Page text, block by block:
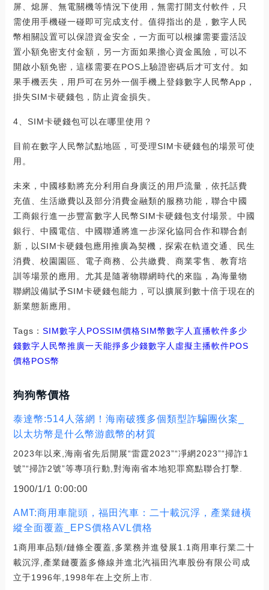
屏、熄屏、無電關機等情況下使用，無需打開支付軟件，只
需使用手機碰一碰即可完成支付。值得指出的是，數字人民
幣相關設置可以保證資金安全，一方面可以根據需要靈活設
置小額免密支付金額，另一方面如果擔心資金風險，可以不
開啟小額免密，這樣需要在POS上驗證密碼后才可支付。如
果手機丟失，用戶可在另外一個手機上登錄數字人民幣App，
掛失SIM卡硬錢包，防止資金損失。
4、SIM卡硬錢包可以在哪里使用？
目前在數字人民幣試點地區，可受理SIM卡硬錢包的場景可使
用。
未來，中國移動將充分利用自身廣泛的用戶流量，依托話費
充值、生活繳費以及部分消費金融類的服務功能，聯合中國
工商銀行進一步豐富數字人民幣SIM卡硬錢包支付場景。中國
銀行、中國電信、中國聯通將進一步深化協同合作和聯合創
新，以SIM卡硬錢包應用推廣為契機，探索在軌道交通、民生
消費、校園園區、電子商務、公共繳費、商業零售、教育培
訓等場景的應用。尤其是隨著物聯網時代的來臨，為海量物
聯網設備賦予SIM卡硬錢包能力，可以擴展到數十倍于現在的
新業態新應用。
Tags： SIM數字人 POSSIM價格SIM幣數字人直播軟件多少
錢數字人民幣推廣一天能掙多少錢數字人虛擬主播軟件POS
價格POS幣
狗狗幣價格
泰達幣:514人落網！海南破獲多個類型詐騙團伙案_
以太坊幣是什么幣游戲幣的材質
2023年以來,海南省先后開展“雷霆2023”“凈網2023”“掃詐1
號”“掃詐2號”等專項行動,對海南省本地犯罪窩點聯合打擊.
1900/1/1 0:00:00
AMT:商用車龍頭，福田汽車：二十載沉浮，產業鏈橫
縱全面覆蓋_EPS價格AVL價格
1商用車品類/鏈條全覆蓋,多業務并進發展1.1商用車行業二十
載沉浮,產業鏈覆蓋多條線并進北汽福田汽車股份有限公司成
立于1996年,1998年在上交所上市.